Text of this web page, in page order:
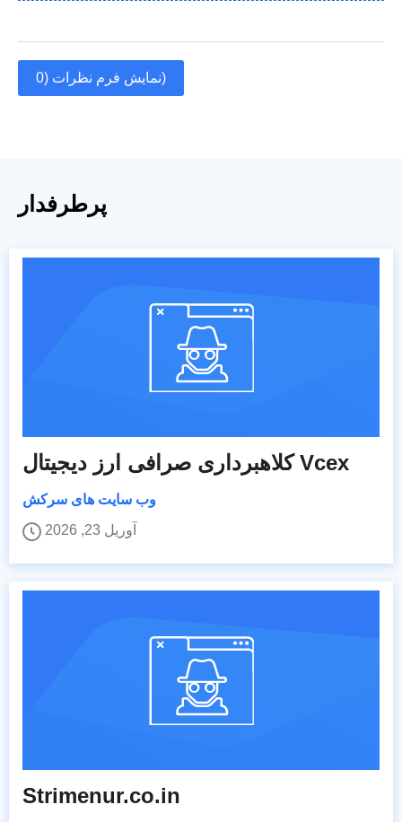
نمایش فرم نظرات (0)
پرطرفدار
کلاهبرداری صرافی ارز دیجیتال Vcex
وب سایت های سرکش
آوریل 23, 2026
Strimenur.co.in